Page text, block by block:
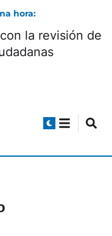
hora:
de Boca